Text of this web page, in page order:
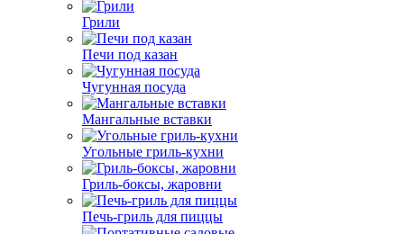
Грили
Печи под казан
Чугунная посуда
Мангальные вставки
Угольные гриль-кухни
Гриль-боксы, жаровни
Печь-гриль для пиццы